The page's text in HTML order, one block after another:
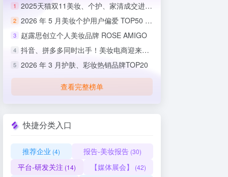
1 2025天猫双11美妆、个护、家清成交进度排行榜
2 2026 年 5 月美妆个护用户偏爱 TOP50 榜单出炉
3 赵露思创立个人美妆品牌 ROSE AMIGO
4 抖音、拼多多同时出手！美妆电商迎来史上最严整治
5 2026 年 3 月护肤、彩妆热销品牌TOP20
查看完整榜单
快捷分类入口
推荐企业 (4) 报告-美妆报告 (30)
平台-研发关注 (14) 【媒体展会】 (42)